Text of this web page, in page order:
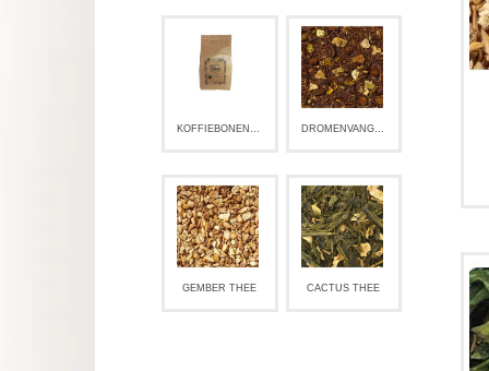
KOFFIEBONEN CAFÉ PIERRE NOIR DROMENVANGER THEE
GEMBER THEE CACTUS THEE